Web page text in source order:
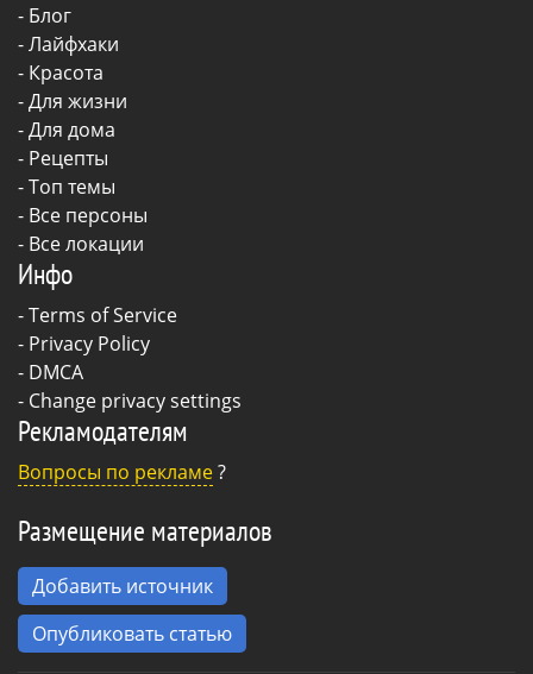
- Блог
-Лайфхаки
- Красота
-Для жизни
-Для дома
- Рецепты
- Топ темы
- Все персоны
- Все локации
Инфо
-Terms of Service
- Privacy Policy
- DMCA
- Change privacy settings
Рекламодателям
Вопросы по рекламе?
Размещение материалов
Добавить источник
Опубликовать статью